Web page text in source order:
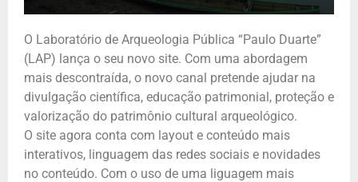
O Laboratório de Arqueologia Pública “Paulo Duarte”
(LAP) lança o seu novo site. Com uma abordagem
mais descontraída, o novo canal pretende ajudar na
divulgação científica, educação patrimonial, proteção e
valorização do patrimônio cultural arqueológico.
O site agora conta com layout e conteúdo mais
interativos, linguagem das redes sociais e novidades
no conteúdo. Com o uso de uma liguagem mais